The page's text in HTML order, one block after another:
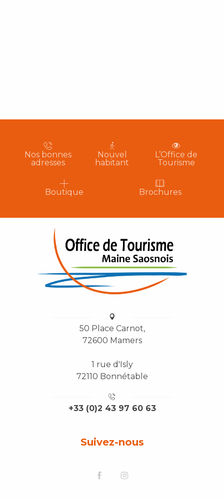
Nos bonnes
adresses
Nouvel
habitant
L’Office de
Tourisme
Boutique Brochures
50 Place Carnot,
72600 Mamers
1 rue d'Isly
72110 Bonnétable
+33 (0)2 43 97 60 63
Suivez-nous